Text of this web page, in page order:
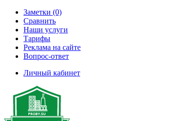
Заметки (0)
Сравнить
Наши услуги
Тарифы
Реклама на сайте
Вопрос-ответ
Личный кабинет